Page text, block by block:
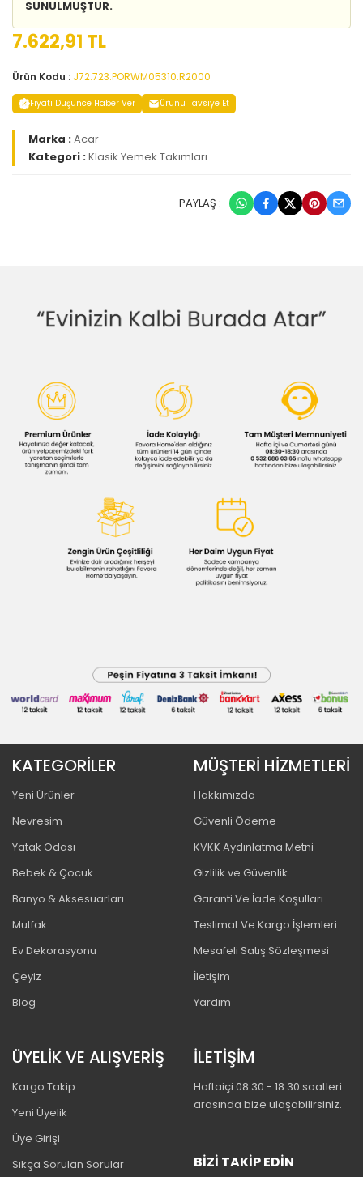
SUNULMUŞTUR.
7.622,91 TL
Ürün Kodu : J72.723.PORWM05310.R2000
Fiyatı Düşünce Haber Ver Ürünü Tavsiye Et
Marka :Acar
Kategori :Klasik Yemek Takımları
PAYLAŞ :
KATEGORİLER
Yeni Ürünler
Nevresim
Yatak Odası
Bebek & Çocuk
Banyo & Aksesuarları
Mutfak
Ev Dekorasyonu
Çeyiz
Blog
MÜŞTERİ HİZMETLERİ
Hakkımızda
Güvenli Ödeme
KVKK Aydınlatma Metni
Gizlilik ve Güvenlik
Garanti Ve İade Koşulları
Teslimat Ve Kargo İşlemleri
Mesafeli Satış Sözleşmesi
İletişim
Yardım
ÜYELİK VE ALIŞVERİŞ
Kargo Takip
Yeni Üyelik
Üye Girişi
Sıkça Sorulan Sorular
İLETİŞİM
Haftaiçi 08:30 - 18:30 saatleri
arasında bize ulaşabilirsiniz.
BIZI TAKIP EDIN